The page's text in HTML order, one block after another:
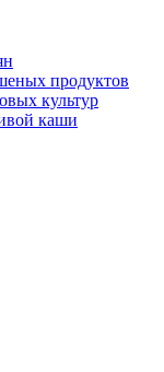
продуктов
культур
каши